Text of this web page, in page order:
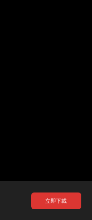
立即下載